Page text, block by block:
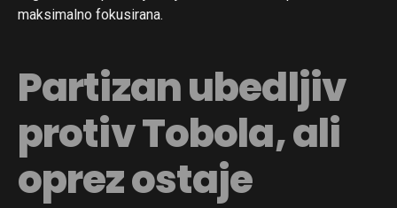
maksimalno fokusirana.
Partizan ubedljiv
protiv Tobola, ali
oprez ostaje